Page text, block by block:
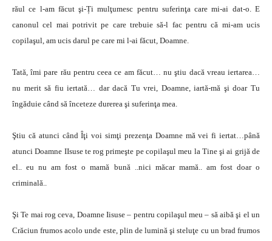
răul ce l-am făcut şi-Ți mulţumesc pentru suferinţa care mi-ai dat-o. E
canonul cel mai potrivit pe care trebuie să-l fac pentru că mi-am ucis
copilaşul, am ucis darul pe care mi l-ai făcut, Doamne.
Tată, îmi pare rău pentru ceea ce am făcut… nu ştiu dacă vreau iertarea…
nu merit să fiu iertată… dar dacă Tu vrei, Doamne, iartă-mă şi doar Tu
îngăduie când să înceteze durerea şi suferinţa mea.
Ştiu că atunci când Îţi voi simţi prezenţa Doamne mă vei fi iertat…până
atunci Doamne IIsuse te rog primeşte pe copilaşul meu la Tine şi ai grijă de
el.. eu nu am fost o mamă bună ..nici măcar mamă.. am fost doar o
criminală..
Şi Te mai rog ceva, Doamne Iisuse – pentru copilaşul meu – să aibă şi el un
Crăciun frumos acolo unde este, plin de lumină şi steluţe cu un brad frumos